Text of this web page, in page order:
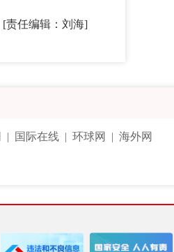
[责任编辑：刘海]
国际在线 |环球网 |海外网